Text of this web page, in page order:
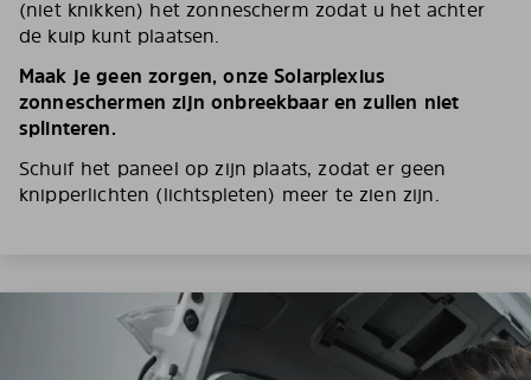
(niet knikken) het zonnescherm zodat u het achter
de kuip kunt plaatsen.
Maak je geen zorgen, onze Solarplexius
zonneschermen zijn onbreekbaar en zullen niet
splinteren.
Schuif het paneel op zijn plaats, zodat er geen
knipperlichten (lichtspleten) meer te zien zijn.